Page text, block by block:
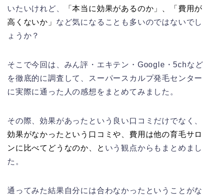
いたいけれど、
「本当に効果があるのか」、「費用が
高くないか」 など気になることも多いのではないでし
ょうか？
そこで今回は、みん評・エキテン・Google・5chなど
を徹底的に調査して、スーパースカルプ発毛センター
に実際に通った人の感想をまとめてみました。
その際、効果があったという良い口コミだけでなく、
効果がなかったという口コミや、費用は他の育毛サロ
ンに比べてどうなのか、と いう観点からもまとめまし
た。
通ってみた結果自分には合わなかったということがな